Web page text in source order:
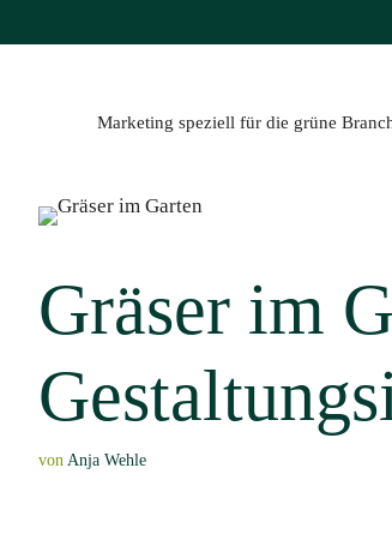
Marketing speziell für die grüne
Gräser im
vonAnja Wehle